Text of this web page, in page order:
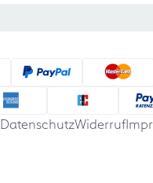
DatenschutzWiderruf